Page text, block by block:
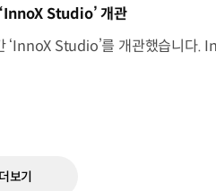
Studio’ 개관
더보기